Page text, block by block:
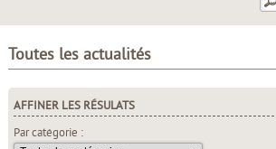
Toutes les actualités
AFFINER LES RÉSULATS
Par catégorie :